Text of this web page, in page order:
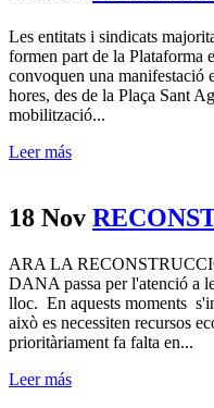
Les entitats i sindicats
formen part de la Plataforma
convoquen una manifestació
hores, des de la Plaça Sant
mobilització...
Leer más
18 Nov
ARA LA
DANA passa per l'atenció a
lloc. En aquests moments
això es necessiten recursos
prioritàriament fa falta en...
Leer más